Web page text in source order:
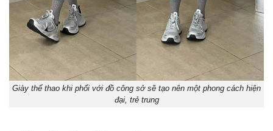
Giày thể thao khi phối với đồ công sở sẽ tạo nên một phong cách hiện
đại, trẻ trung